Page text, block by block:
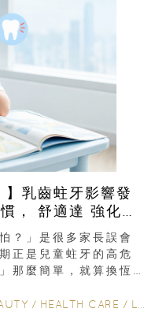
】乳齒蛀牙影響發
化琺
？」是很多家長誤會
正是兒童蛀牙的高危
那麼簡單，就算換恆
/ HEALTH CARE / LIFESTYLE